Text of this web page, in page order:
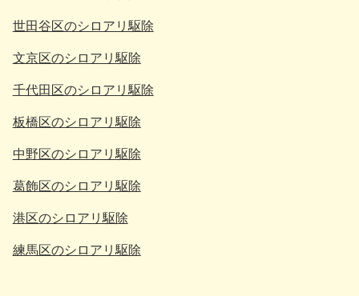
世田谷区のシロアリ駆除
文京区のシロアリ駆除
千代田区のシロアリ駆除
板橋区のシロアリ駆除
中野区のシロアリ駆除
葛飾区のシロアリ駆除
港区のシロアリ駆除
練馬区のシロアリ駆除